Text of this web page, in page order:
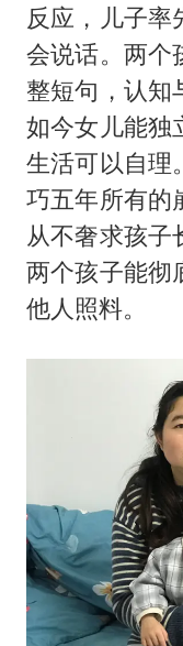
反应，儿子率
会说话。两个
整短句，认知
如今女儿能独
生活可以自理
巧五年所有的
从不奢求孩子
两个孩子能彻
他人照料。